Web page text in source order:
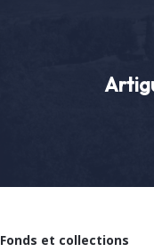
Fonds et collections